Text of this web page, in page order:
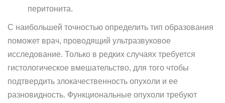
перитонита.
С наибольшей точностью определить тип образования
поможет врач, проводящий ультразвуковое
исследование. Только в редких случаях требуется
гистологическое вмешательство, для того чтобы
подтвердить злокачественность опухоли и ее
разновидность. Функциональные опухоли требуют